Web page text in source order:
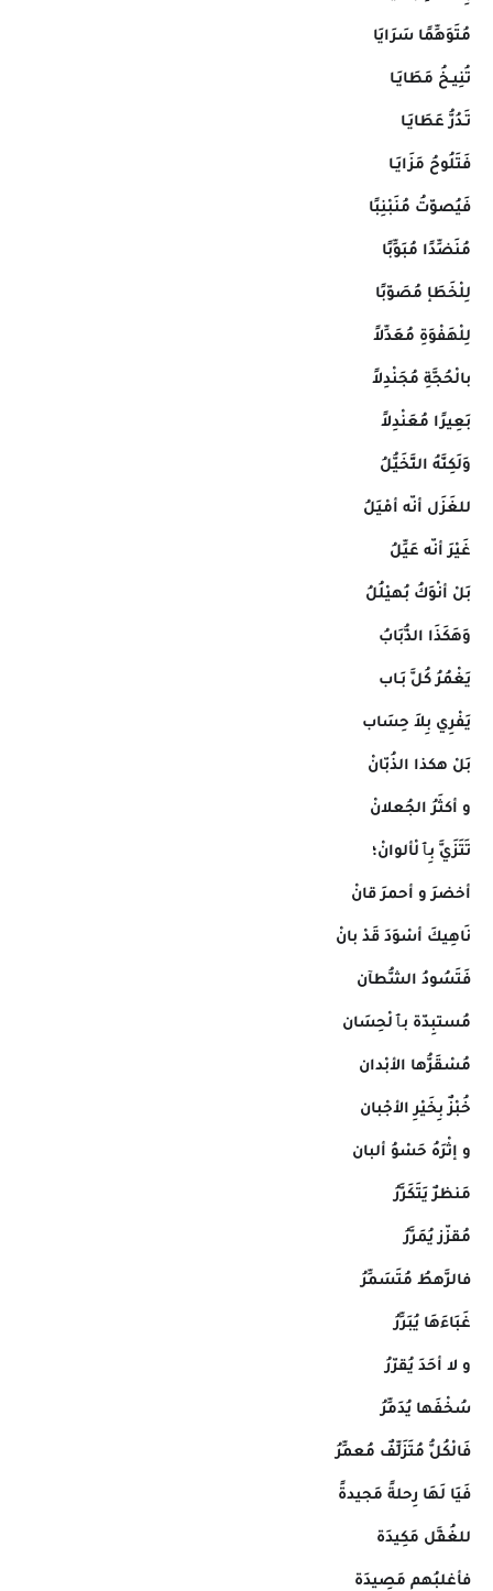
مُتَوَهِّمًا سَرَايَا
تُنِيـخُ مَطَايَـا
تَـدُرُّ عَطَايَـا
فَتَلُوحُ مَزَايَـا
فَيُصوّتُ مُنَبْنِبًا
مُنَضِّدًا مُبَوِّبًا
لِلْخَطَإ مُصَوّبًا
لِلْهَفْوَةِ مُعَدِّلاً
بالْحُجَّةِ مُجَنْدِلاً
بَعِيرًا مُعَنْدِلاً
وَلَكِنَّهُ التَّخَيُّلُ
للغَزَل أنّه أمْيَلُ
غَيْرَ أنّه عَيِّلُ
بَلْ أنْوَكُ بُهيْلُلُ
وَهَكَذَا الذُّبَابُ
يَغْمُرُ كُلَّ بَـاب
يَفْرِي بِلاَ حِسَاب
بَلْ هكذا الذُبّانْ
و أكثَرُ الجُعلانْ
تَتَزَيَّ بِٱلْألوانْ؛
أخضرَ و أحمرَ قانْ
نَاهِيكَ أسْوَدَ قَدْ بانْ
فَتَسُودُ الشُّطآن
مُستبِدّة بٱلْحِسَان
مُسْقَرُّها الأبْدان
خُبْزٌ بِخَيْرِ الأجْبان
و إثْرَهُ حَسْوُ ألبان
مَنظرٌ يَتَكَرَّرُ
مُقزّز يُمَرَّرُ
فالرَّهطُ مُتَسَمِّرُ
غَبَاءَهَا يُبَرِّرُ
و لا أحَدَ يُقرّرُ
سُخْفَها يُدَمِّرُ
فَالْكُلُّ مُتَزَلِّفٌ مُعمِّرُ
فَيَا لَهَا رِحلةً مَجيدةً
للغُفَّل مَكِيدَة
فأغلبُهم مَصِيدَة